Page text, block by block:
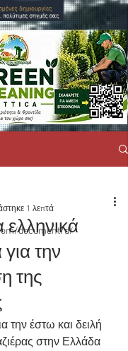
document/d/
ελληνικά
την
της
1 λεπτά
την έστω και δειλή
στην Ελλάδα